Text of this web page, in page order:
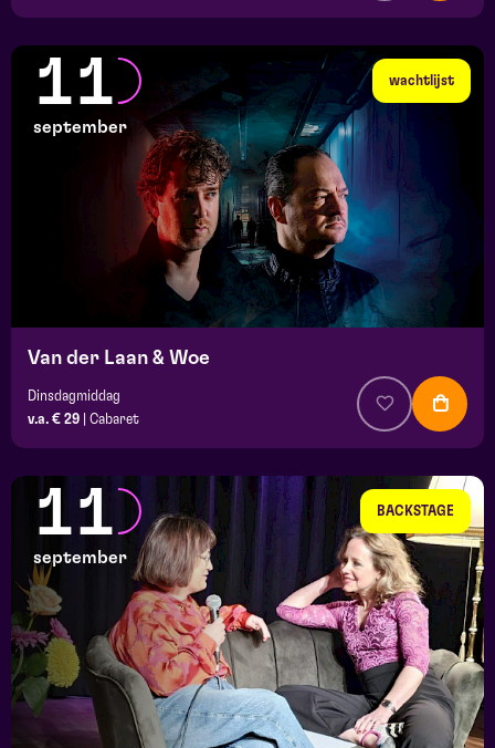
wachtlijst
11
september
Van der Laan & Woe
Dinsdagmiddag
v.a. € 29
Cabaret
BACKSTAGE
11
september